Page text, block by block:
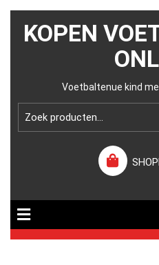
KOPEN
Voetbaltenue kind